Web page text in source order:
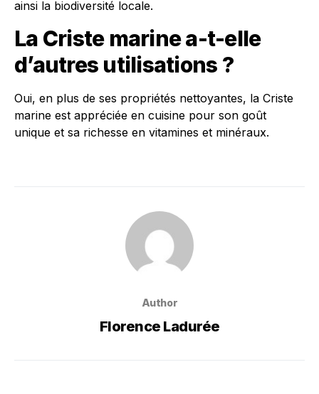
ainsi la biodiversité locale.
La Criste marine a-t-elle
d’autres utilisations ?
Oui, en plus de ses propriétés nettoyantes, la Criste
marine est appréciée en cuisine pour son goût
unique et sa richesse en vitamines et minéraux.
Author
Florence Ladurée